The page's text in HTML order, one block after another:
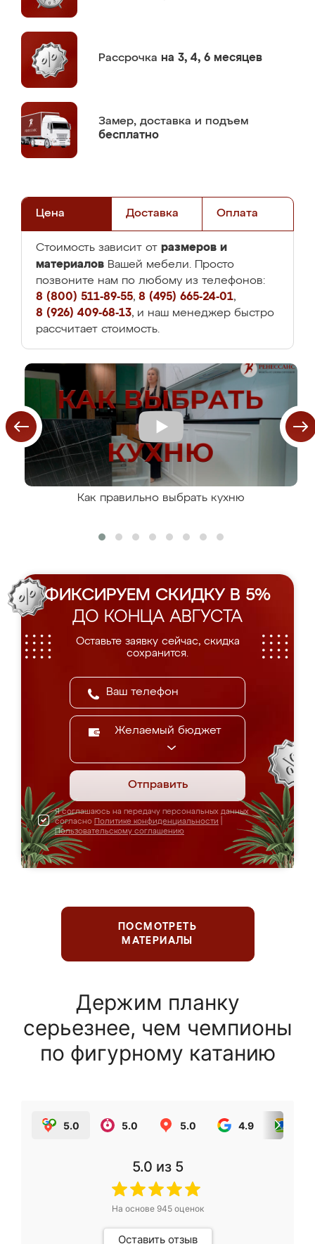
Рассрочка на 3, 4, 6 месяцев
Замер, доставка и подъем
бесплатно
Цена Доставка Оплата
Стоимость зависит от размеров и
материалов Вашей мебели. Просто
позвоните нам по любому из телефонов:
8 (800) 511-89-55, 8 (495) 665-24-01,
8 (926) 409-68-13, и наш менеджер быстро
рассчитает стоимость.
Как правильно выбрать кухню
ФИКСИРУЕМ СКИДКУ В 5%
ДО КОНЦА АВГУСТА
Оставьте заявку сейчас, скидка
сохранится.
Желаемый бюджет
Отправить
Я соглашаюсь на передачу персональных данных
согласно Политике конфиденциальности
Пользовательскому соглашению
ПОСМОТРЕТЬ
МАТЕРИАЛЫ
Держим планку
серьезнее, чем чемпионы
по фигурному катанию
5.0 5.0 5.0 4.9
5.0 из 5
На основе 945оценок
Оставить отзыв